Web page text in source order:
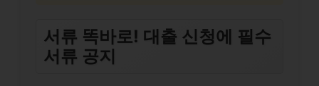
서류 똑바로! 대출 신청에 필수
서류 공지